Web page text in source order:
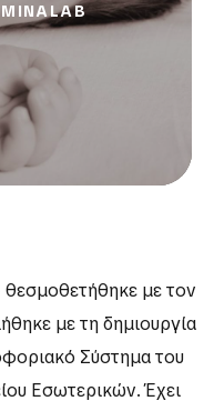
με τον
με τη δημιουργία
Σύστημα του
Εσωτερικών. Έχει